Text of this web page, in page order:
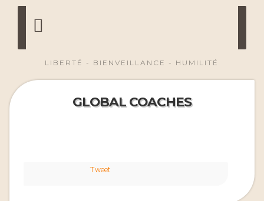
LIBERTÉ - BIENVEILLANCE - HUMILITÉ
GLOBAL COACHES
Tweet